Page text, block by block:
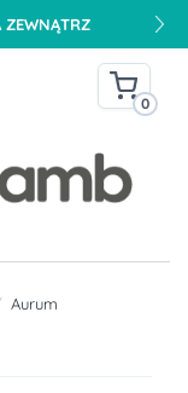
ZEWNĄTRZ
0
Aurum